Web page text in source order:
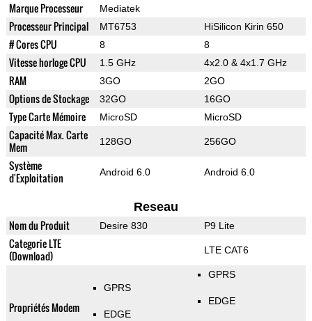
Marque Processeur Mediatek
Processeur Principal MT6753 HiSilicon Kirin 650
# Cores CPU 8 8
Vitesse horloge CPU 1.5 GHz 4x2.0 & 4x1.7 GHz
RAM 3GO 2GO
Options de Stockage 32GO 16GO
Type Carte Mémoire MicroSD MicroSD
Capacité Max. Carte
Mem
128GO 256GO
Système
d'Exploitation
Android 6.0 Android 6.0
Reseau
Nom du Produit Desire 830 P9 Lite
Categorie LTE
(Download)
LTE CAT6
Propriétés Modem
GPRS
EDGE
GPRS
EDGE